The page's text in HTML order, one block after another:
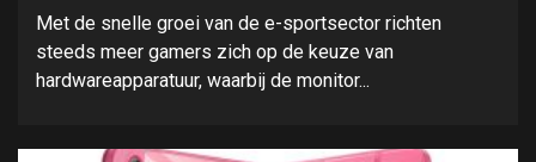
Met de snelle groei van de e-sportsector richten
steeds meer gamers zich op de keuze van
hardwareapparatuur, waarbij de monitor...